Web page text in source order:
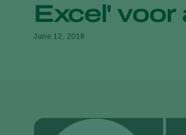
Excel'
June 12, 2018